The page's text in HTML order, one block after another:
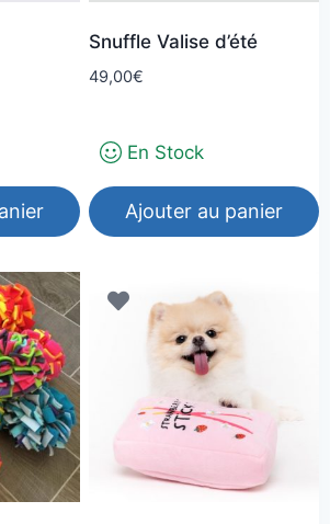
Snuffle Valise d’été
49,00€
En Stock
Ajouter au panier